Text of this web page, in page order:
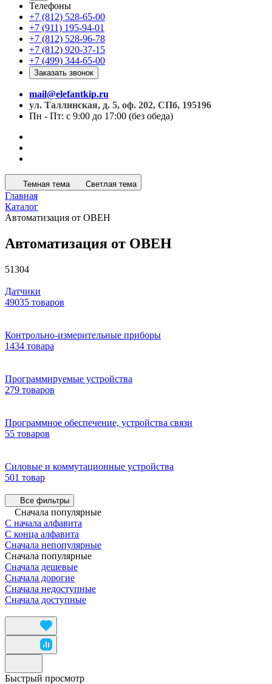
Телефоны
+7 (812) 528-65-00
+7 (911) 195-94-01
+7 (812) 528-96-78
+7 (812) 920-37-15
+7 (499) 344-65-00
Заказать звонок
mail@elefantkip.ru
ул. Таллинская, д. 5, оф. 202, СПб, 195196
Пн - Пт: с 9:00 до 17:00 (без обеда)
Темная тема Светлая тема
Главная
Каталог
Автоматизация от ОВЕН
Автоматизация от ОВЕН
51304
Датчики
49035 товаров
Контрольно-измерительные приборы
1434 товара
Программируемые устройства
279 товаров
Программное обеспечение, устройства связи
55 товаров
Силовые и коммутационные устройства
501 товар
Все фильтры
Сначала популярные
С начала алфавита
С конца алфавита
Сначала непопулярные
Сначала популярные
Сначала дешевые
Сначала дорогие
Сначала недоступные
Сначала доступные
Быстрый просмотр